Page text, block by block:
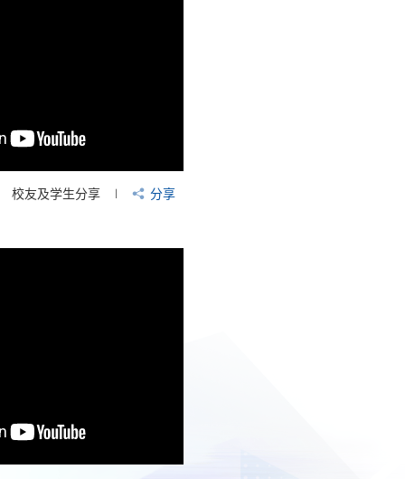
校友及学生分享 分享